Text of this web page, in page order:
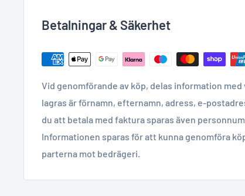
Betalningar & Säkerhet
Vid genomförande av köp, delas information
lagras är förnamn, efternamn, adress, e-
du att betala med faktura sparas även
Informationen sparas för att kunna genomföra
parterna mot bedrägeri.